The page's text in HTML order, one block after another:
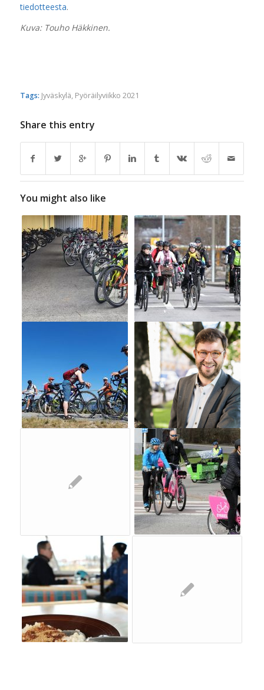
tiedotteesta.
Kuva: Touho Häkkinen.
Tags: Jyväskylä, Pyöräilyviikko 2021
Share this entry
You might also like